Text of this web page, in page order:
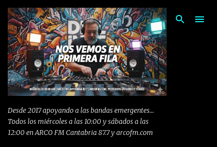
Ir al contenido principal
Desde 2017 apoyando a las bandas emergentes...
Todos los miércoles a las 10:00 y sábados a las
12:00 en ARCO FM Cantabria 87.7 y arcofm.com